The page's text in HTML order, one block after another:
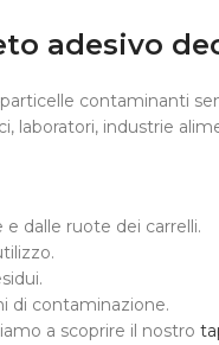
adesivo
contaminanti
laboratori, industrie
dalle ruote dei carrelli.
di contaminazione.
a scoprire il nostro